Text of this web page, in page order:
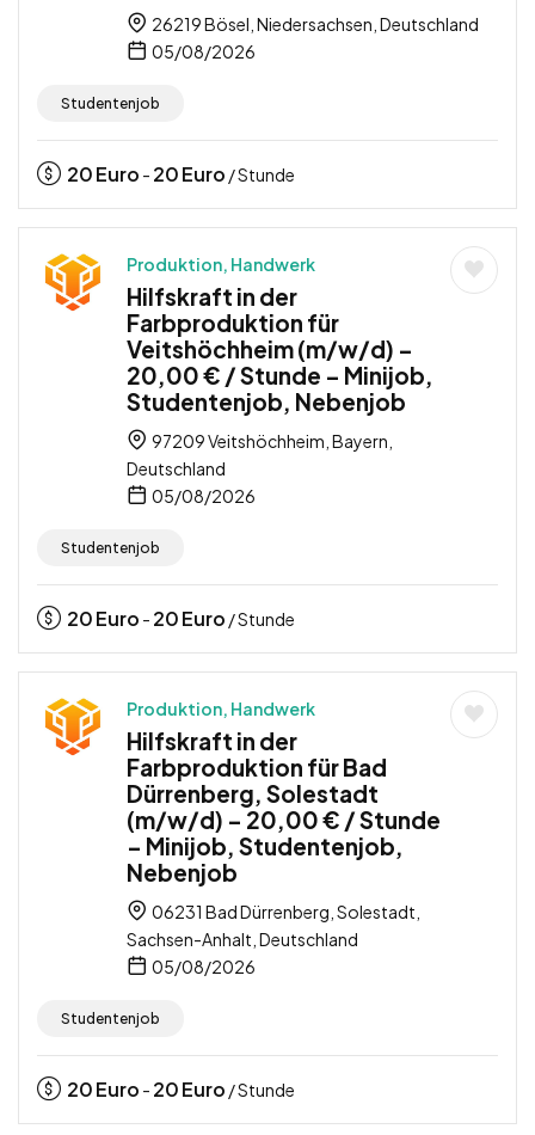
26219 Bösel, Niedersachsen, Deutschland
05/08/2026
Studentenjob
20Euro - 20Euro / Stunde
Produktion, Handwerk
Hilfskraft in der
Farbproduktion für
Veitshöchheim (m/w/d) –
20,00 € / Stunde – Minijob,
Studentenjob, Nebenjob
97209 Veitshöchheim, Bayern,
Deutschland
05/08/2026
Studentenjob
20Euro - 20Euro / Stunde
Produktion, Handwerk
Hilfskraft in der
Farbproduktion für Bad
Dürrenberg, Solestadt
(m/w/d) – 20,00 € / Stunde
– Minijob, Studentenjob,
Nebenjob
06231 Bad Dürrenberg, Solestadt,
Sachsen-Anhalt, Deutschland
05/08/2026
Studentenjob
20Euro - 20Euro / Stunde